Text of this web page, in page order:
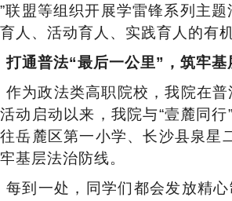
联盟等组织开展学雷锋系列主
人、活动育人、实践育人的有机
打通普法“最后一公里”，筑牢基
作为政法类高职院校，我院在
动启动以来， 我院与“壹麓同
岳麓区第一小学、长沙县泉星
基层法治防线。
每到一处，同学们都会发放精